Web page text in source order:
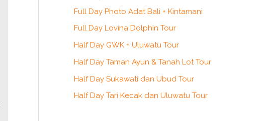
Full Day Photo Adat Bali + Kintamani
Full Day Lovina Dolphin Tour
Half Day GWK + Uluwatu Tour
Half Day Taman Ayun & Tanah Lot Tour
Half Day Sukawati dan Ubud Tour
Half Day Tari Kecak dan Uluwatu Tour